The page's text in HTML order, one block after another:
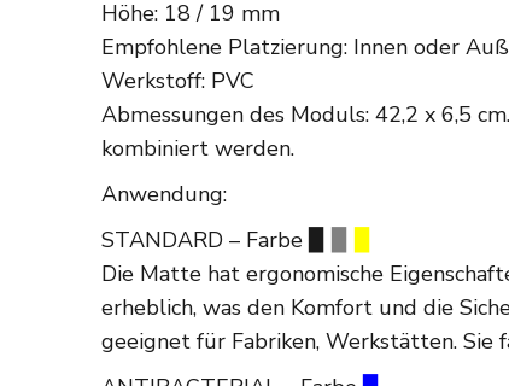
Höhe: 18 / 19 mm
Empfohlene Platzierung: Innen oder
Werkstoff: PVC
Abmessungen des Moduls: 42,2 x 6,5
kombiniert werden.
Anwendung:
STANDARD – Farbe ▉
Die Matte hat ergonomische
erheblich, was den Komfort und die
geeignet für Fabriken, Werkstätten. Sie